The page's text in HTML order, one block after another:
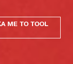
ΜΕ ΤΟ TOOL